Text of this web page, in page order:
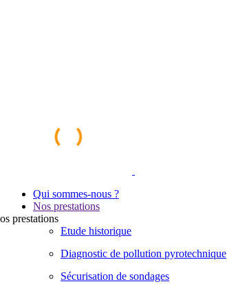
Qui sommes-nous ?
Nos prestations
prestations
Etude historique
Diagnostic de pollution pyrotechnique
Sécurisation de sondages